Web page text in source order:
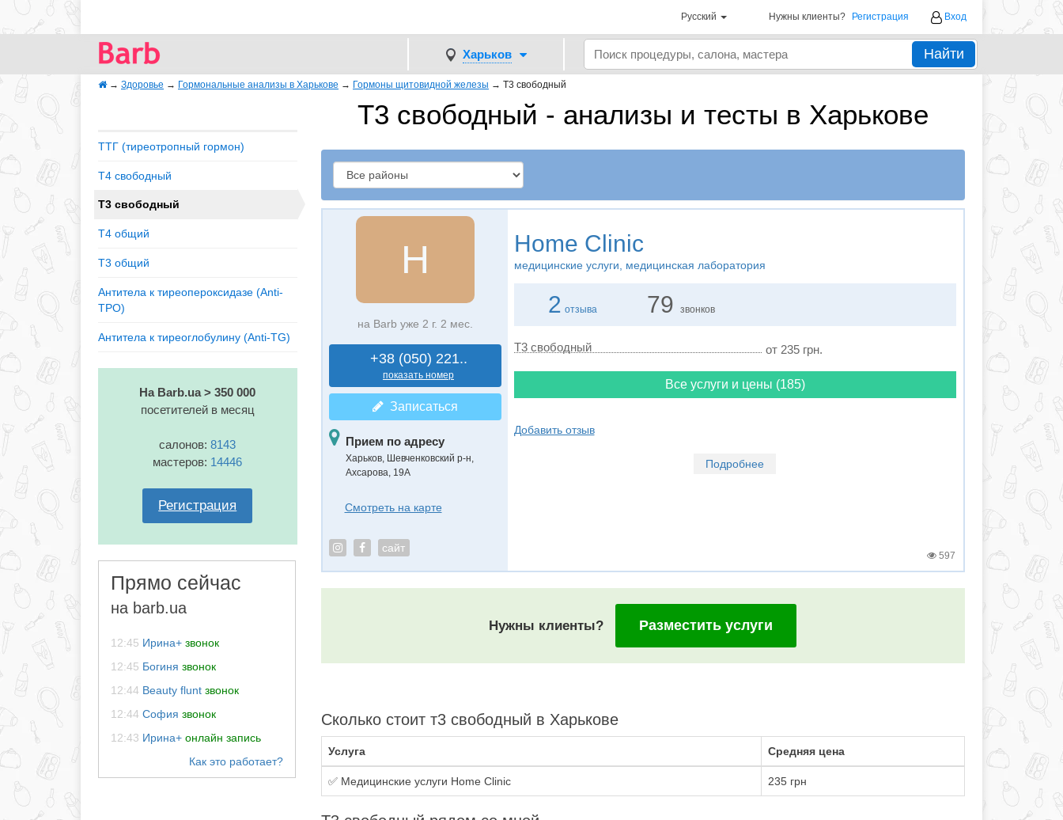
Русский Нужны клиенты? Регистрация Вход
Харьков Найти
→ Здоровье → Гормональные анализы в Харькове → Гормоны щитовидной железы → Т3 свободный
Т3 свободный - анализы и тесты в Харькове
ТТГ (тиреотропный гормон)
Т4 свободный
Т3 свободный
Т4 общий
Т3 общий
Антитела к тиреопероксидазе (Anti-
TPO)
Антитела к тиреоглобулину (Anti-TG)
На Barb.ua > 350 000
посетителей в месяц
салонов:8143
мастеров: 14446
Регистрация
Прямо сейчас
на barb.ua
12:45 Ирина+ звонок
12:45 Богиня звонок
12:44 Beauty flunt звонок
12:44 София звонок
12:43 Ирина+ онлайн запись
H
на Barb уже 2 г. 2 мес.
+38 (050) 221..
показать номер
Записаться
Прием по адресу
Харьков, Шевченковский р-н,
Ахсарова, 19А
Смотреть на карте
сайт
Home Clinic
медицинские услуги, медицинская лаборатория
2 отзыва 79 звонков
Т3 свободный от 235 грн.
Все услуги и цены (185)
Добавить отзыв
Подробнее
597
Нужны клиенты? Разместить услуги
Сколько стоит т3 свободный в Харькове
Услуга Средняя цена
✅ Медицинские услуги Home Clinic 235 грн